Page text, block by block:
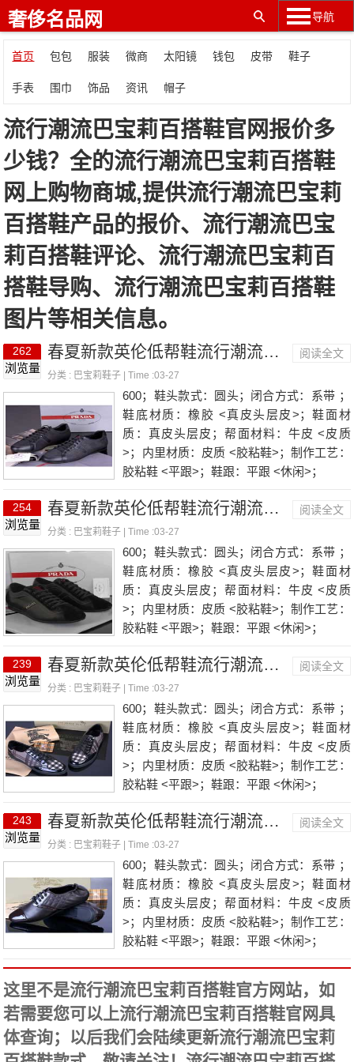
导航
奢侈名品网
首页 包包 服装 微商 太阳镜 钱包 皮带 鞋子
手表 围巾 饰品 资讯 帽子
流行潮流巴宝莉百搭鞋官网报价多
少钱？全的流行潮流巴宝莉百搭鞋
网上购物商城,提供流行潮流巴宝莉
百搭鞋产品的报价、流行潮流巴宝
莉百搭鞋评论、流行潮流巴宝莉百
搭鞋导购、流行潮流巴宝莉百搭鞋
图片等相关信息。
阅读全文
262
浏览量
春夏新款英伦低帮鞋流行潮流巴宝莉百搭鞋B0901黑
分类 : 巴宝莉鞋子 | Time :03-27
600；鞋头款式：圆头；闭合方式：系带 ；
鞋底材质：橡胶 <真皮头层皮>；鞋面材
质：真皮头层皮；帮面材料：牛皮 <皮质
>；内里材质：皮质 <胶粘鞋>；制作工艺：
胶粘鞋 <平跟>；鞋跟：平跟 <休闲>；
阅读全文
254
浏览量
春夏新款英伦低帮鞋流行潮流巴宝莉百搭鞋B0913灰黑棕
分类 : 巴宝莉鞋子 | Time :03-27
600；鞋头款式：圆头；闭合方式：系带 ；
鞋底材质：橡胶 <真皮头层皮>；鞋面材
质：真皮头层皮；帮面材料：牛皮 <皮质
>；内里材质：皮质 <胶粘鞋>；制作工艺：
胶粘鞋 <平跟>；鞋跟：平跟 <休闲>；
阅读全文
239
浏览量
春夏新款英伦低帮鞋流行潮流巴宝莉百搭鞋B659蓝色黑
分类 : 巴宝莉鞋子 | Time :03-27
600；鞋头款式：圆头；闭合方式：系带 ；
鞋底材质：橡胶 <真皮头层皮>；鞋面材
质：真皮头层皮；帮面材料：牛皮 <皮质
>；内里材质：皮质 <胶粘鞋>；制作工艺：
胶粘鞋 <平跟>；鞋跟：平跟 <休闲>；
阅读全文
243
浏览量
春夏新款英伦低帮鞋流行潮流巴宝莉百搭鞋B617咖啡色
分类 : 巴宝莉鞋子 | Time :03-27
600；鞋头款式：圆头；闭合方式：系带 ；
鞋底材质：橡胶 <真皮头层皮>；鞋面材
质：真皮头层皮；帮面材料：牛皮 <皮质
>；内里材质：皮质 <胶粘鞋>；制作工艺：
胶粘鞋 <平跟>；鞋跟：平跟 <休闲>；
这里不是流行潮流巴宝莉百搭鞋官方网站，如
若需要您可以上流行潮流巴宝莉百搭鞋官网具
体查询；以后我们会陆续更新流行潮流巴宝莉